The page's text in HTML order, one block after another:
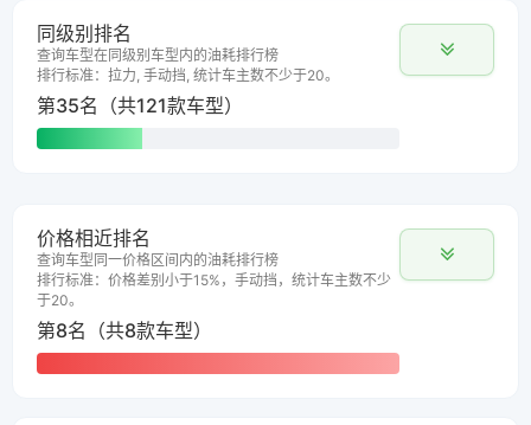
同级别排名
查询车型在同级别车型内的油耗排行榜
排行标准：拉力, 手动挡, 统计车主数不少于20。
第35名（共121款车型）
价格相近排名
查询车型同一价格区间内的油耗排行榜
排行标准：价格差别小于15%，手动挡，统计车主数不少
于20。
第8名（共8款车型）